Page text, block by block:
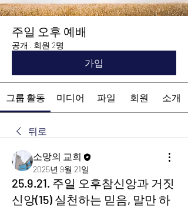
주일 오후 예배
공개 · 회원 2명
가입
그룹 활동 미디어 파일 회원 소개
뒤로
소망의 교회
2025년 9월 21일
25.9.21. 주일 오후참신앙과 거짓
신앙(15) 실천하는 믿음, 말만 하